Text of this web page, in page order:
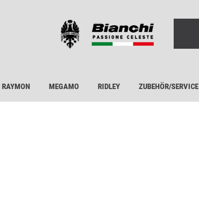
RAYMON MEGAMO RIDLEY ZUBEHÖR/SERVICE